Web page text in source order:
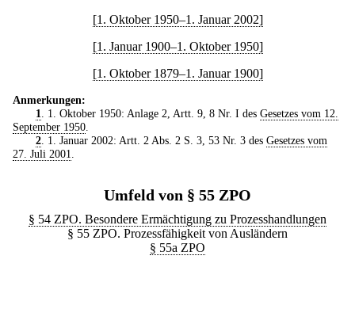
[1. Oktober 1950–1. Januar 2002]
[1. Januar 1900–1. Oktober 1950]
[1. Oktober 1879–1. Januar 1900]
Anmerkungen:
1
. 1. Oktober 1950: Anlage 2, Artt. 9, 8 Nr. I des Gesetzes vom 12.
September 1950
2. 1. Januar 2002: Artt. 2 Abs. 2 S. 3, 53 Nr. 3 des Gesetzes vom
27. Juli 2001
Umfeld von § 55 ZPO
§ 54 ZPO. Besondere Ermächtigung zu Prozesshandlungen
§ 55 ZPO. Prozessfähigkeit von Ausländern
§ 55a ZPO